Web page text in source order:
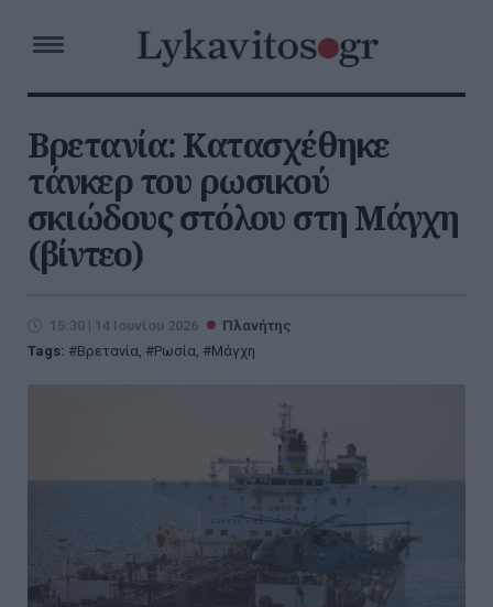
Βρετανία: Κατασχέθηκε
τάνκερ του ρωσικού
σκιώδους στόλου στη Μάγχη
(βίντεο)
15:30 | 14 Ιουνίου 2026
Πλανήτης
Tags:
Βρετανία, Ρωσία, Μάγχη